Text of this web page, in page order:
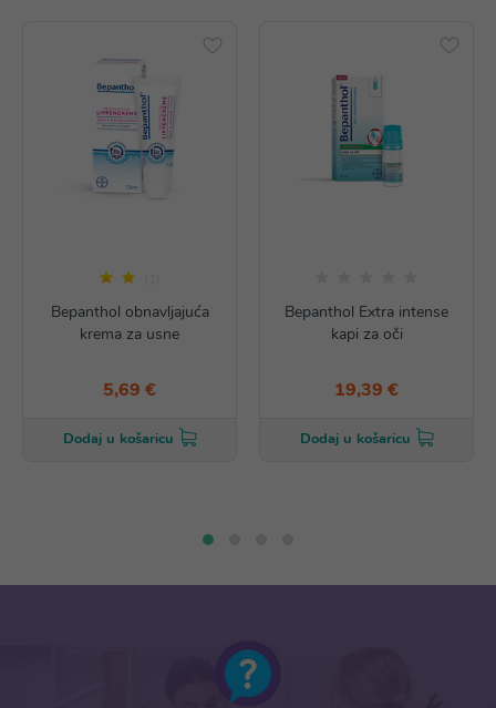
Bepanthol obnavljajuća
krema za usne
5,69 €
Dodaj u košaricu
Bepanthol Extra intense
kapi za oči
19,39 €
Dodaj u košaricu